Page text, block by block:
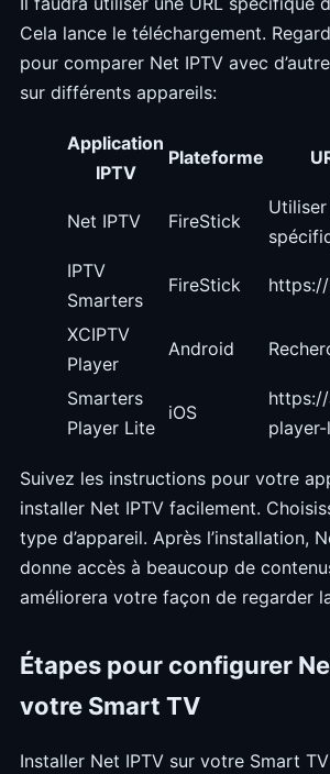
Cela lance le téléchargement.
pour comparer Net IPTV avec
sur différents appareils:
Application
IPTV
Plateforme
Net IPTV FireStick
IPTV
Smarters
FireStick
XCIPTV
Player
Android
Smarters
Player Lite
iOS
Suivez les instructions pour votre
installer Net IPTV facilement.
type d’appareil. Après l’installation,
donne accès à beaucoup de
améliorera votre façon de regarder
Étapes pour configurer
votre Smart TV
Installer Net IPTV sur votre Smart